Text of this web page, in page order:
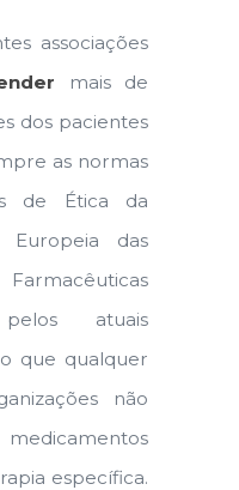
associações
mais de
dos pacientes
as normas
de Ética da
das
atuais
que qualquer
não
específica.